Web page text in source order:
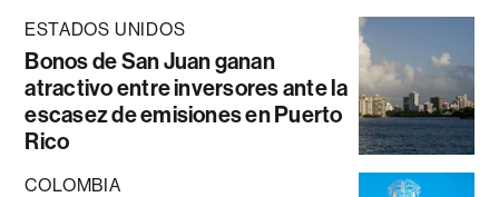
ESTADOS UNIDOS
Bonos de San Juan ganan
atractivo entre inversores ante la
escasez de emisiones en Puerto
Rico
COLOMBIA